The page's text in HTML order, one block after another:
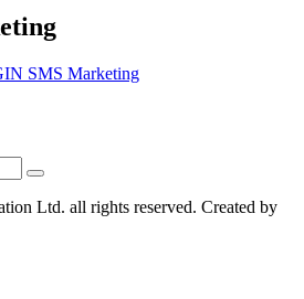
Ltd. all rights reserved. Created by